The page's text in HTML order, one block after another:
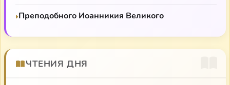
и основательные материалы по галльскому
христианству и свт. Григорию, в частности в книге
РоузаVita Patrum
Григорий Турский, святитель
Преподобного Иоанникия Великого
ЧТЕНИЯ ДНЯ